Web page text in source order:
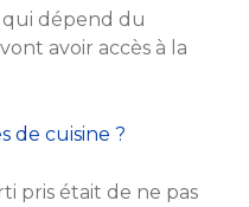
dépend du
avoir accès à la
de cuisine ?
pris était de ne pas